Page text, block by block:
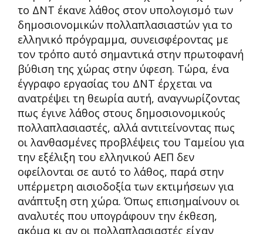
το ΔΝΤ έκανε λάθος στον υπολογισμό των
δημοσιονομικών πολλαπλασιαστών για το
ελληνικό πρόγραμμα, συνεισφέροντας με
τον τρόπο αυτό σημαντικά στην πρωτοφανή
βύθιση της χώρας στην ύφεση. Τώρα, ένα
έγγραφο εργασίας του ΔΝΤ έρχεται να
ανατρέψει τη θεωρία αυτή, αναγνωρίζοντας
πως έγινε λάθος στους δημοσιονομικούς
πολλαπλασιαστές, αλλά αντιτείνοντας πως
οι λανθασμένες προβλέψεις του Ταμείου για
την εξέλιξη του ελληνικού ΑΕΠ δεν
οφείλονται σε αυτό το λάθος, παρά στην
υπέρμετρη αισιοδοξία των εκτιμήσεων για
ανάπτυξη στη χώρα. Όπως επισημαίνουν οι
αναλυτές που υπογράφουν την έκθεση,
ακόμα κι αν οι πολλαπλασιαστές είχαν